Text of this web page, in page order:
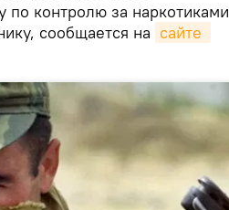
контролю за наркотиками
сообщается на